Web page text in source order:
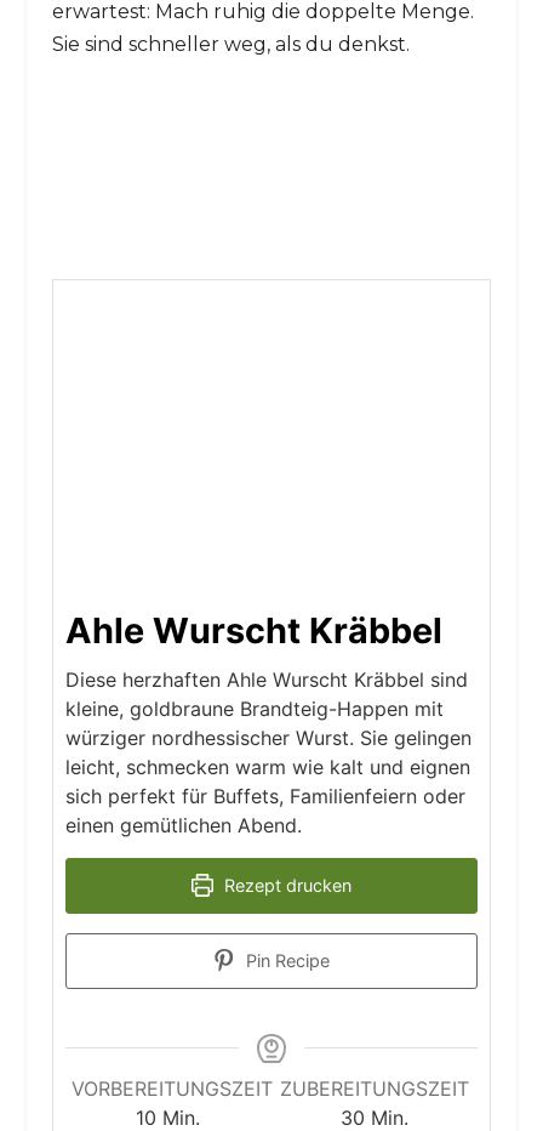
erwartest: Mach ruhig die doppelte Menge.
Sie sind schneller weg, als du denkst.
Ahle Wurscht Kräbbel
Diese herzhaften Ahle Wurscht Kräbbel sind
kleine, goldbraune Brandteig-Happen mit
würziger nordhessischer Wurst. Sie gelingen
leicht, schmecken warm wie kalt und eignen
sich perfekt für Buffets, Familienfeiern oder
einen gemütlichen Abend.
Rezept drucken
Pin Recipe
VORBEREITUNGSZEIT
10 Minuten
Min.
ZUBEREITUNGSZEIT
30 Minuten
Min.